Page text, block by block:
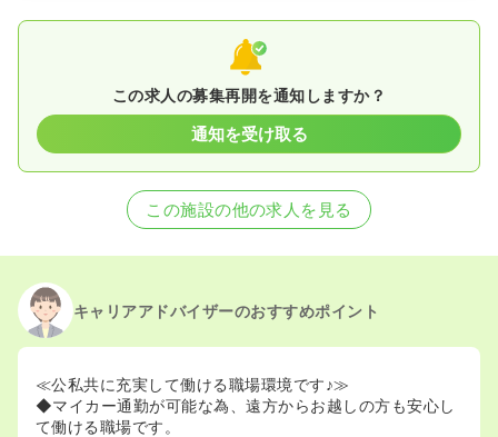
この求人の募集再開を通知しますか？
通知を受け取る
この施設の他の求人を見る
キャリアアドバイザーのおすすめポイント
≪公私共に充実して働ける職場環境です♪≫
◆マイカー通勤が可能な為、遠方からお越しの方も安心し
て働ける職場です。